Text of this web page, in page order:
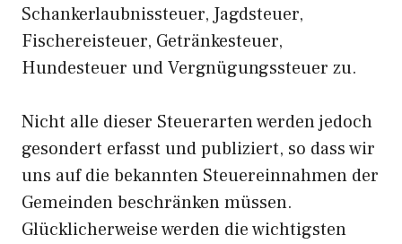
Schankerlaubnissteuer, Jagdsteuer,
Fischereisteuer, Getränkesteuer,
Hundesteuer und Vergnügungssteuer zu.
Nicht alle dieser Steuerarten werden jedoch
gesondert erfasst und publiziert, so dass wir
uns auf die bekannten Steuereinnahmen der
Gemeinden beschränken müssen.
Glücklicherweise werden die wichtigsten